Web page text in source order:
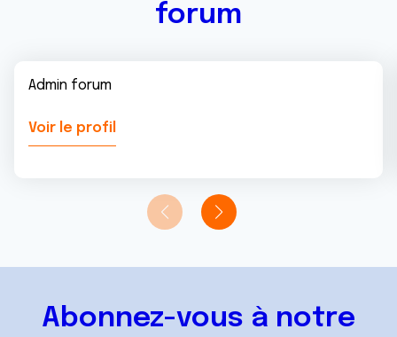
forum
Admin forum
Voir le profil
Abonnez-vous à notre